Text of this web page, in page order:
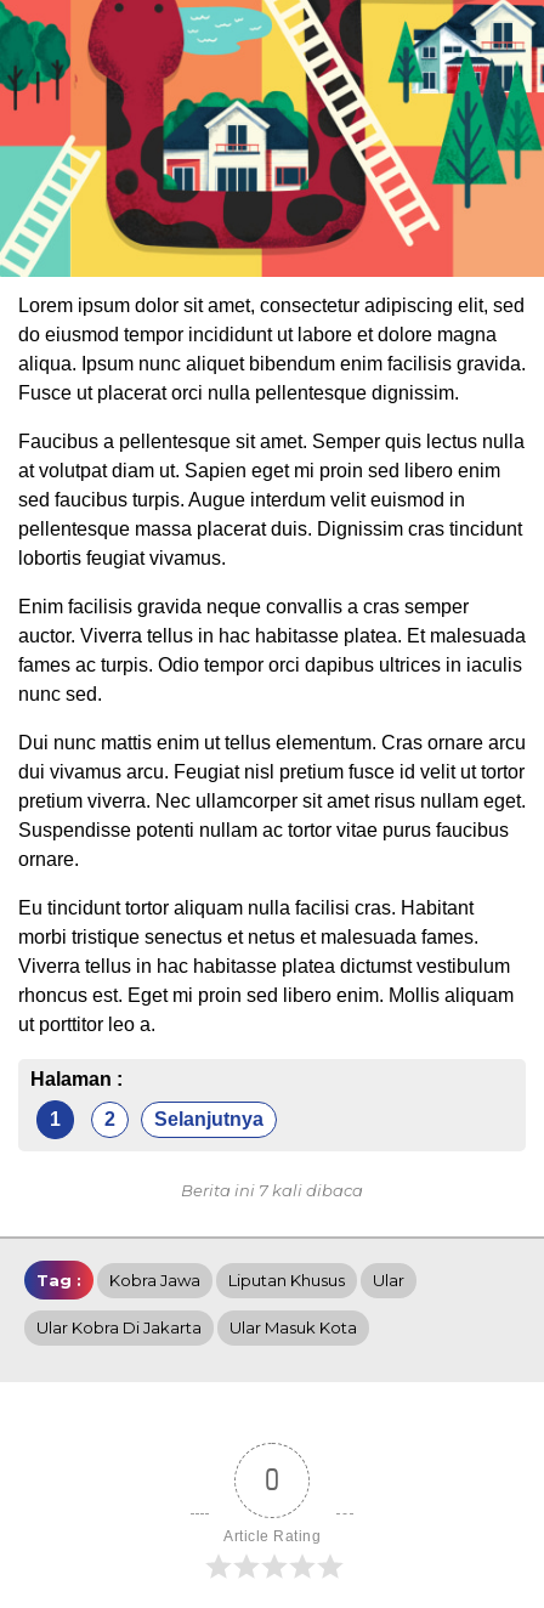
Lorem ipsum dolor sit amet, consectetur adipiscing elit, sed
do eiusmod tempor incididunt ut labore et dolore magna
aliqua. Ipsum nunc aliquet bibendum enim facilisis gravida.
Fusce ut placerat orci nulla pellentesque dignissim.
Faucibus a pellentesque sit amet. Semper quis lectus nulla
at volutpat diam ut. Sapien eget mi proin sed libero enim
sed faucibus turpis. Augue interdum velit euismod in
pellentesque massa placerat duis. Dignissim cras tincidunt
lobortis feugiat vivamus.
Enim facilisis gravida neque convallis a cras semper
auctor. Viverra tellus in hac habitasse platea. Et malesuada
fames ac turpis. Odio tempor orci dapibus ultrices in iaculis
nunc sed.
Dui nunc mattis enim ut tellus elementum. Cras ornare arcu
dui vivamus arcu. Feugiat nisl pretium fusce id velit ut tortor
pretium viverra. Nec ullamcorper sit amet risus nullam eget.
Suspendisse potenti nullam ac tortor vitae purus faucibus
ornare.
Eu tincidunt tortor aliquam nulla facilisi cras. Habitant
morbi tristique senectus et netus et malesuada fames.
Viverra tellus in hac habitasse platea dictumst vestibulum
rhoncus est. Eget mi proin sed libero enim. Mollis aliquam
ut porttitor leo a.
Halaman :
1
2 Selanjutnya
Berita ini 7 kali dibaca
Tag : Kobra Jawa Liputan Khusus Ular
Ular Kobra Di Jakarta Ular Masuk Kota
0
Article Rating